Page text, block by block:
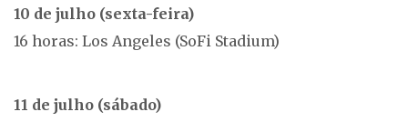
10 de julho (sexta-feira)
16 horas: Los Angeles (SoFi Stadium)
11 de julho (sábado)